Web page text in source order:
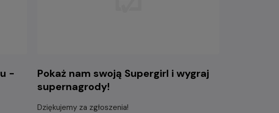
-
Pokaż nam swoją Supergirl i wygraj
supernagrody!
Dziękujemy za zgłoszenia!